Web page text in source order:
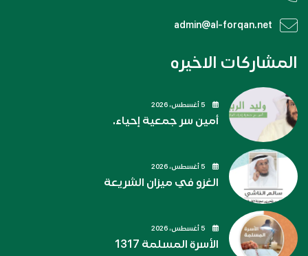
admin@al-forqan.net
المشاركات الاخيره
أمين سر جمعية إحياء.
الغزو في ميزان الشريعة
الأسرة المسلمة 1317